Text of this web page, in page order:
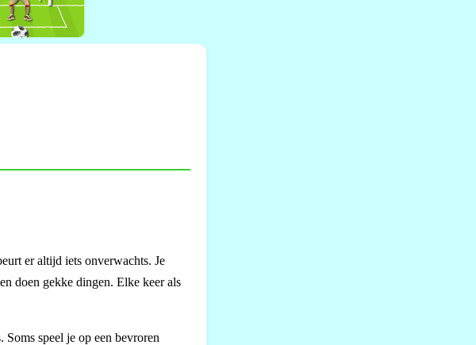
er altijd iets onverwachts. Je
doen gekke dingen. Elke keer als
Soms speel je op een bevroren